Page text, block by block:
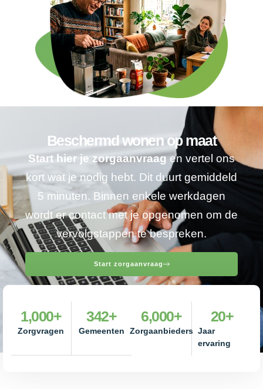
Beschermd wonen op maat
Start hier je zorgaanvraagen vertel ons
kort wat je nodig hebt. Dit duurt gemiddeld
5 minuten. Binnen enkele werkdagen
wordt er contact met je opgenomen om de
vervolgstappen te bespreken.
Start zorgaanvraag
Zorgvragen
1,000+
Gemeenten
342+
Zorgaanbieders
6,000+
Jaar
ervaring
20+